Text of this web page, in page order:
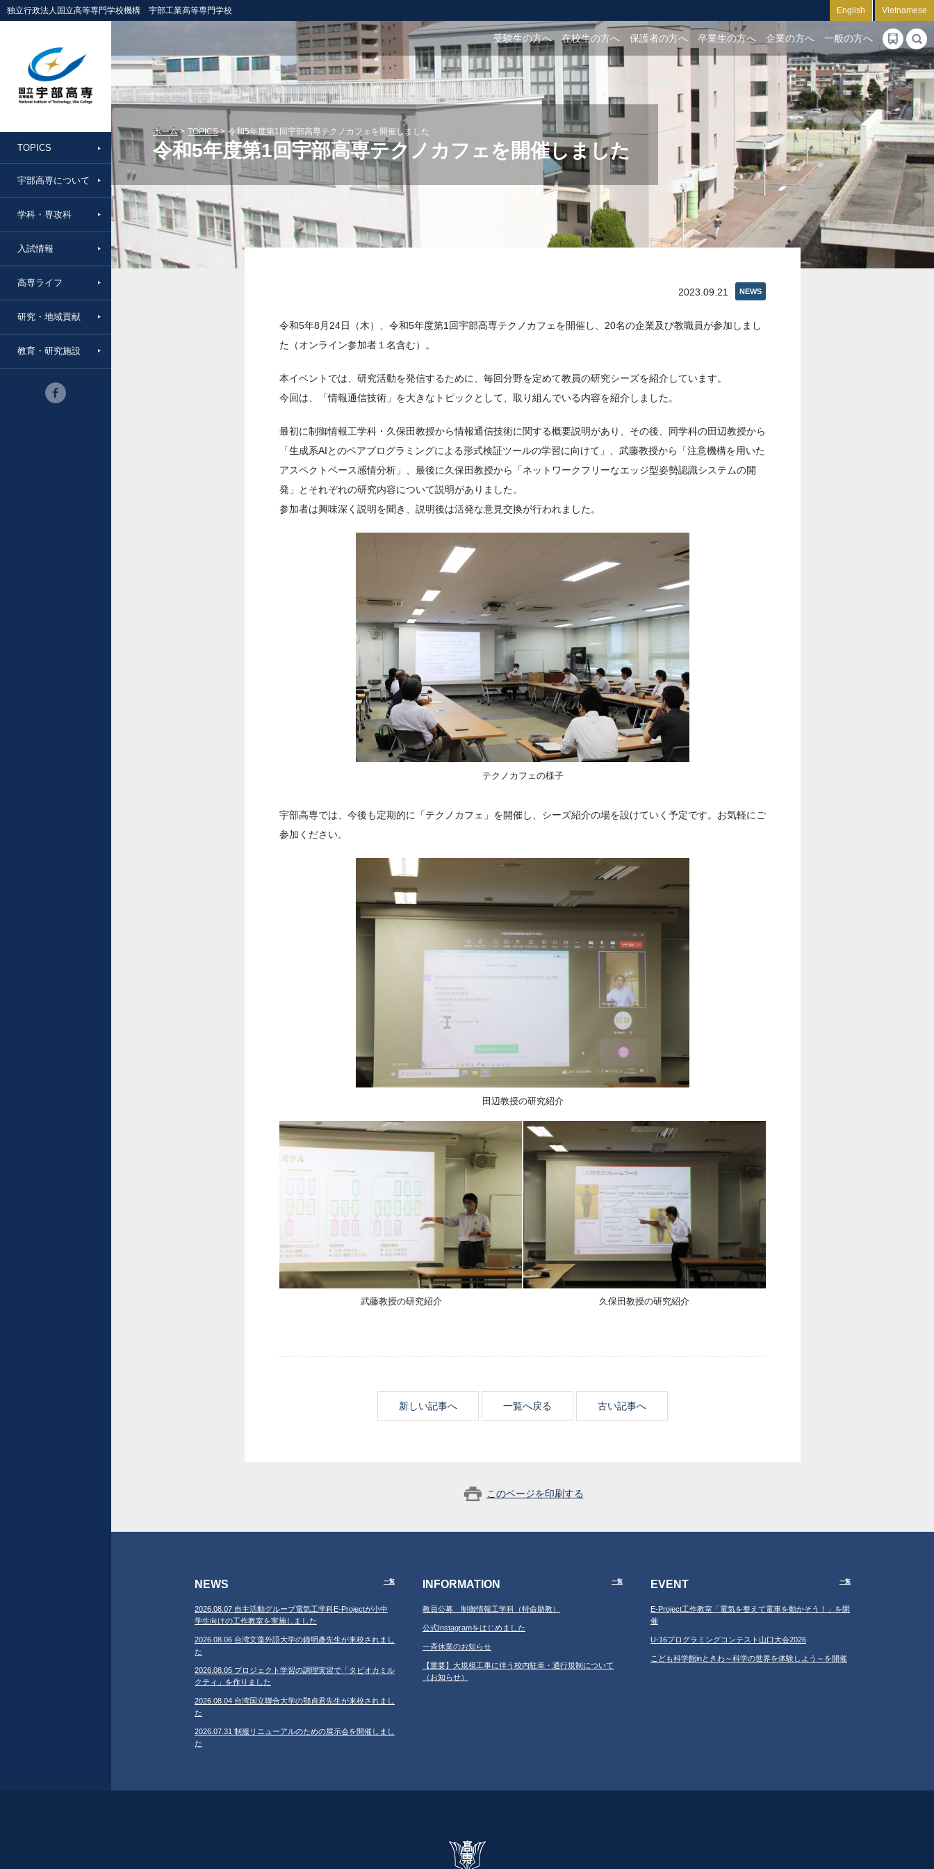
独立行政法人国立高等専門学校機構 宇部工業高等専門学校 English Vietnamese
TOPICS
宇部高専について
学科・専攻科
入試情報
高専ライフ
研究・地域貢献
教育・研究施設
受験生の方へ 在校生の方へ 保護者の方へ 卒業生の方へ 企業の方へ 一般の方へ
ホーム TOPICS 令和5年度第1回宇部高専テクノカフェを開催しました
令和5年度第1回宇部高専テクノカフェを開催しました
NEWS
2023.09.21
令和5年8月24日（木）、令和5年度第1回宇部高専テクノカフェを開催し、20名の企業及び教職員が参加しまし
た（オンライン参加者１名含む）。
本イベントでは、研究活動を発信するために、毎回分野を定めて教員の研究シーズを紹介しています。
今回は、「情報通信技術」を大きなトピックとして、取り組んでいる内容を紹介しました。
最初に制御情報工学科・久保田教授から情報通信技術に関する概要説明があり、その後、同学科の田辺教授から
「生成系AIとのペアプログラミングによる形式検証ツールの学習に向けて」、武藤教授から「注意機構を用いた
アスペクトベース感情分析」、最後に久保田教授から「ネットワークフリーなエッジ型姿勢認識システムの開
発」とそれぞれの研究内容について説明がありました。
参加者は興味深く説明を聞き、説明後は活発な意見交換が行われました。
テクノカフェの様子
宇部高専では、今後も定期的に「テクノカフェ」を開催し、シーズ紹介の場を設けていく予定です。お気軽にご
参加ください。
田辺教授の研究紹介
武藤教授の研究紹介 久保田教授の研究紹介
新しい記事へ 一覧へ戻る 古い記事へ
このページを印刷する
NEWS 一覧
2026.08.07 自主活動グループ電気工学科E-Projectが小中
学生向けの工作教室を実施しました
2026.08.06 台湾文藻外語大学の鐘明彥先生が来校されまし
た
2026.08.05 プロジェクト学習の調理実習で「タピオカミル
クティ」を作りました
2026.08.04 台湾国立聯合大学の鄂貞君先生が来校されまし
た
2026.07.31 制服リニューアルのための展示会を開催しまし
た
INFORMATION 一覧
教員公募 制御情報工学科（特命助教）
公式Instagramをはじめました
一斉休業のお知らせ
【重要】大規模工事に伴う校内駐車・通行規制について
（お知らせ）
EVENT 一覧
E-Project工作教室「電気を整えて電車を動かそう！」を開
催
U-16プログラミングコンテスト山口大会2026
こども科学館inときわ～科学の世界を体験しよう～を開催